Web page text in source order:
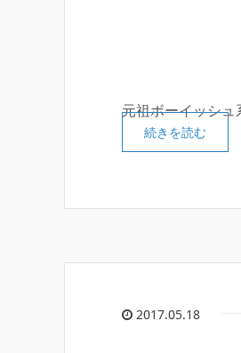
元祖ボーイッシュ
続きを読む
2017.05.18